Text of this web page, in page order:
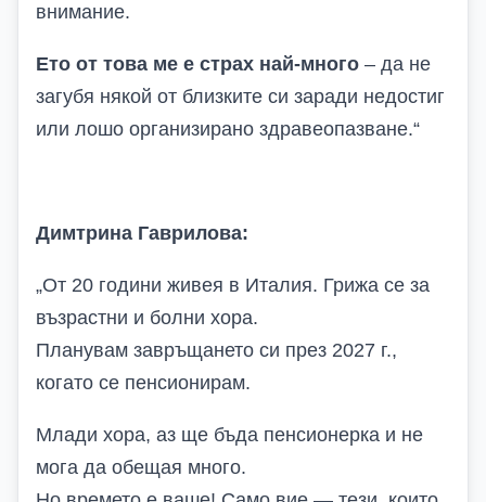
внимание.
Ето от това ме е страх най-много – да не
загубя някой от близките си заради недостиг
или лошо организирано здравеопазване.“
Димтрина Гаврилова:
„От 20 години живея в Италия. Грижа се за
възрастни и болни хора.
Планувам завръщането си през 2027 г.,
когато се пенсионирам.
Млади хора, аз ще бъда пенсионерка и не
мога да обещая много.